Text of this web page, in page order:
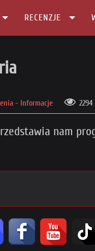
RECENZJE
- Informacje 2294
nam